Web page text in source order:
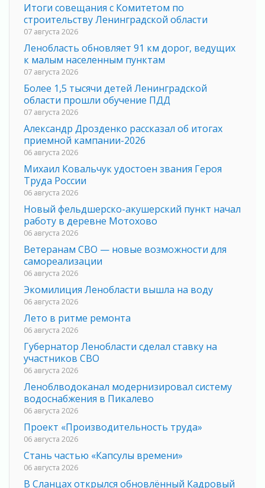
Итоги совещания с Комитетом по
строительству Ленинградской области
07 августа 2026
Ленобласть обновляет 91 км дорог, ведущих
к малым населенным пунктам
07 августа 2026
Более 1,5 тысячи детей Ленинградской
области прошли обучение ПДД
07 августа 2026
Александр Дрозденко рассказал об итогах
приемной кампании-2026
06 августа 2026
Михаил Ковальчук удостоен звания Героя
Труда России
06 августа 2026
Новый фельдшерско-акушерский пункт начал
работу в деревне Мотохово
06 августа 2026
Ветеранам СВО — новые возможности для
самореализации
06 августа 2026
Экомилиция Ленобласти вышла на воду
06 августа 2026
Лето в ритме ремонта
06 августа 2026
Губернатор Ленобласти сделал ставку на
участников СВО
06 августа 2026
Леноблводоканал модернизировал систему
водоснабжения в Пикалево
06 августа 2026
Проект «Производительность труда»
06 августа 2026
Стань частью «Капсулы времени»
06 августа 2026
В Сланцах открылся обновлённый Кадровый